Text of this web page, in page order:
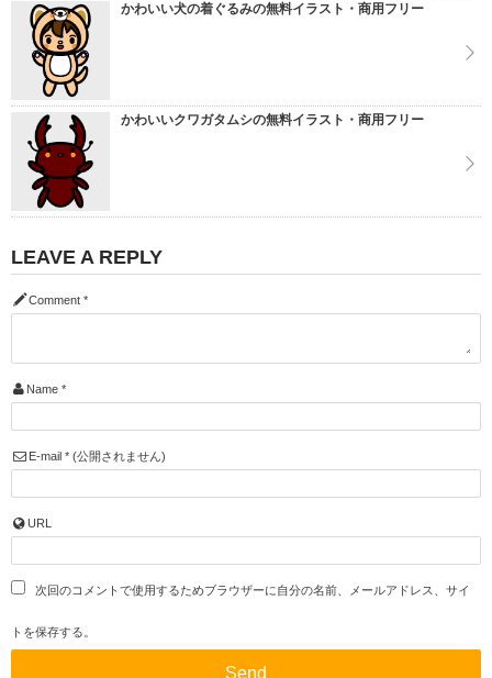
かわいい犬の着ぐるみの無料イラスト・商用フリー
かわいいクワガタムシの無料イラスト・商用フリー
LEAVE A REPLY
Comment *
Name *
E-mail *(公開されません)
URL
次回のコメントで使用するためブラウザーに自分の名前、メールアドレス、サイ
トを保存する。